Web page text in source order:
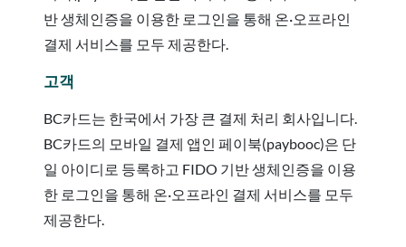
반 생체인증을 이용한 로그인을 통해 온·오프라인
결제 서비스를 모두 제공한다.
고객
BC카드는 한국에서 가장 큰 결제 처리 회사입니다.
BC카드의 모바일 결제 앱인 페이북(paybooc)은 단
일 아이디로 등록하고 FIDO 기반 생체인증을 이용
한 로그인을 통해 온·오프라인 결제 서비스를 모두
제공한다.